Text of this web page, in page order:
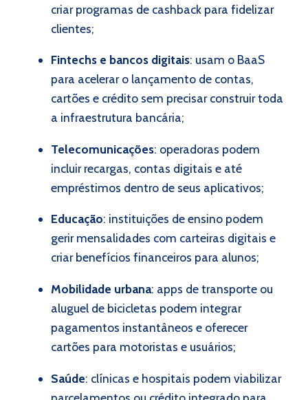
criar programas de cashback para fidelizar
clientes;
Fintechs e bancos digitais: usam o BaaS
para acelerar o lançamento de contas,
cartões e crédito sem precisar construir toda
a infraestrutura bancária;
Telecomunicações: operadoras podem
incluir recargas, contas digitais e até
empréstimos dentro de seus aplicativos;
Educação: instituições de ensino podem
gerir mensalidades com carteiras digitais e
criar benefícios financeiros para alunos;
Mobilidade urbana: apps de transporte ou
aluguel de bicicletas podem integrar
pagamentos instantâneos e oferecer
cartões para motoristas e usuários;
Saúde: clínicas e hospitais podem viabilizar